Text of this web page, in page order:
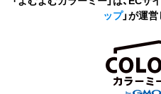
ップ」が運営